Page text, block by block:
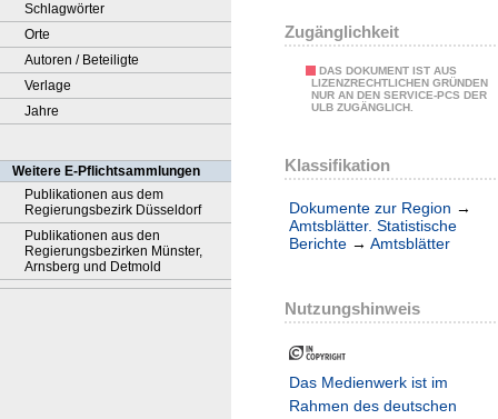
Schlagwörter
Orte
Autoren / Beteiligte
Verlage
Jahre
Weitere E-Pflichtsammlungen
Publikationen aus dem
Regierungsbezirk Düsseldorf
Publikationen aus den
Regierungsbezirken Münster,
Arnsberg und Detmold
Zugänglichkeit
DAS DOKUMENT IST AUS
LIZENZRECHTLICHEN GRÜNDEN
NUR AN DEN SERVICE-PCS DER
ULB ZUGÄNGLICH.
Klassifikation
Dokumente zur Region →
Amtsblätter. Statistische
Berichte → Amtsblätter
Nutzungshinweis
Das Medienwerk ist im
Rahmen des deutschen